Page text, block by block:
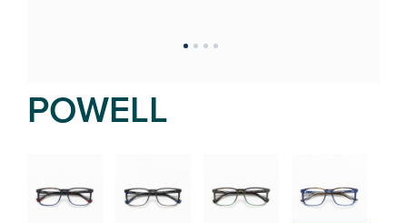
POWELL